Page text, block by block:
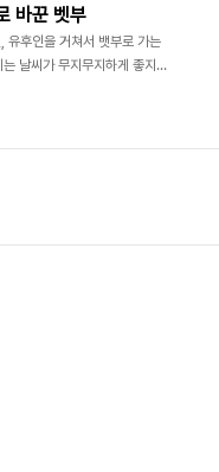
도시로 떠나고 노인들만 있
에도 모두 할머니들이었다. 우
유카타로 갈아입고 노란 손
로 갔다. 목욕탕 안에는 별도
은 샤워기도 고장이 나서 온
바꾼 벳부
후인을 거쳐서 뱃부로 가는
날씨가 무지무지하게 좋지
앞이 안보일 정도로 안개가
는 뜻으로 이라고 불리었다.